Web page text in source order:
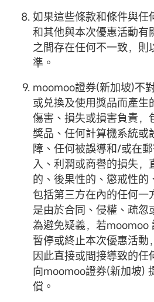
如果這些條款和條件與任
和其他與本次優惠活動有
之間存在任何不一致，則
準。
moomoo證券(新加坡)不
或兑換及使用獎品而產生
傷害、損失或損害負責，
獎品、任何計算機系統或
障、任何被誤導和/或在
入、利潤或商譽的損失，
的、後果性的、懲戒性的
包括第三方在內的任何一
是由於合同、侵權、疏忽
為避免疑義，若moomoo
暫停或終止本次優惠活動
因此直接或間接導致的任
向moomoo證券(新加坡)
償。